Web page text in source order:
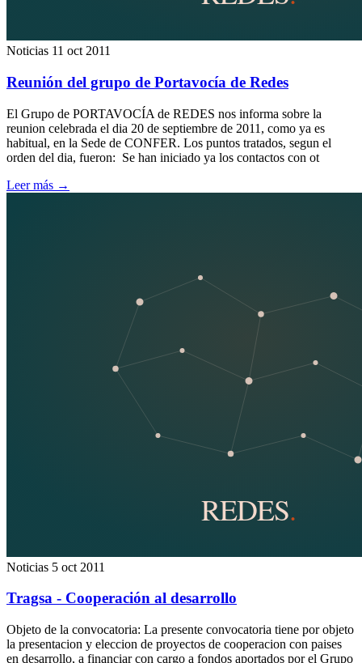
Noticias 11 oct 2011
Reunión del grupo de Portavocía de Redes
El Grupo de PORTAVOCÍA de REDES nos informa sobre la
reunion celebrada el dia 20 de septiembre de 2011, como ya es
habitual, en la Sede de CONFER. Los puntos tratados, segun el
orden del dia, fueron: Se han iniciado ya los contactos con ot
Leer más →
Noticias 5 oct 2011
Tragsa - Cooperación al desarrollo
Objeto de la convocatoria: La presente convocatoria tiene por objeto
la presentacion y eleccion de proyectos de cooperacion con paises
en desarrollo, a financiar con cargo a fondos aportados por el Grupo